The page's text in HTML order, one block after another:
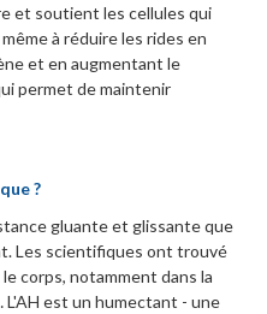
et soutient les cellules qui
à réduire les rides en
et en augmentant le
permet de maintenir
?
gluante et glissante que
Les scientifiques ont trouvé
corps, notamment dans la
L'AH est un humectant - une